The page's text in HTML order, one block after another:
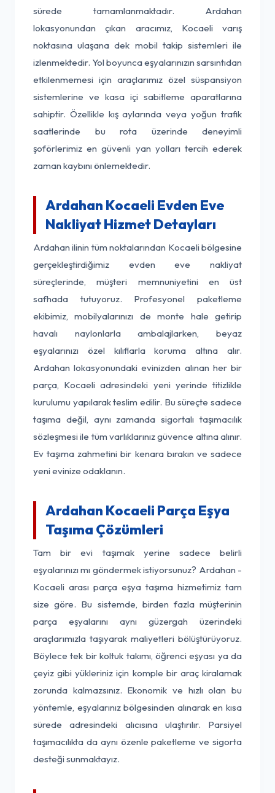
sürede tamamlanmaktadır. Ardahan
lokasyonundan çıkan aracımız, Kocaeli varış
noktasına ulaşana dek mobil takip sistemleri ile
izlenmektedir. Yol boyunca eşyalarınızın sarsıntıdan
etkilenmemesi için araçlarımız özel süspansiyon
sistemlerine ve kasa içi sabitleme aparatlarına
sahiptir. Özellikle kış aylarında veya yoğun trafik
saatlerinde bu rota üzerinde deneyimli
şoförlerimiz en güvenli yan yolları tercih ederek
zaman kaybını önlemektedir.
Ardahan Kocaeli Evden Eve
Nakliyat Hizmet Detayları
Ardahan ilinin tüm noktalarından Kocaeli bölgesine
gerçekleştirdiğimiz evden eve nakliyat
süreçlerinde, müşteri memnuniyetini en üst
safhada tutuyoruz. Profesyonel paketleme
ekibimiz, mobilyalarınızı de monte hale getirip
havalı naylonlarla ambalajlarken, beyaz
eşyalarınızı özel kılıflarla koruma altına alır.
Ardahan lokasyonundaki evinizden alınan her bir
parça, Kocaeli adresindeki yeni yerinde titizlikle
kurulumu yapılarak teslim edilir. Bu süreçte sadece
taşıma değil, aynı zamanda sigortalı taşımacılık
sözleşmesi ile tüm varlıklarınız güvence altına alınır.
Ev taşıma zahmetini bir kenara bırakın ve sadece
yeni evinize odaklanın.
Ardahan Kocaeli Parça Eşya
Taşıma Çözümleri
Tam bir evi taşımak yerine sadece belirli
eşyalarınızı mı göndermek istiyorsunuz? Ardahan -
Kocaeli arası parça eşya taşıma hizmetimiz tam
size göre. Bu sistemde, birden fazla müşterinin
parça eşyalarını aynı güzergah üzerindeki
araçlarımızla taşıyarak maliyetleri bölüştürüyoruz.
Böylece tek bir koltuk takımı, öğrenci eşyası ya da
çeyiz gibi yükleriniz için komple bir araç kiralamak
zorunda kalmazsınız. Ekonomik ve hızlı olan bu
yöntemle, eşyalarınız bölgesinden alınarak en kısa
sürede adresindeki alıcısına ulaştırılır. Parsiyel
taşımacılıkta da aynı özenle paketleme ve sigorta
desteği sunmaktayız.